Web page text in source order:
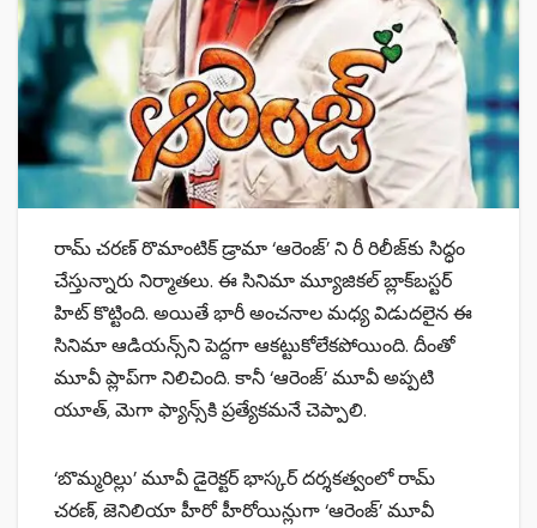
రామ్ చరణ్ రొమాంటిక్‌ డ్రామా ‘ఆరెంజ్‌’ ని రీ రిలీజ్‌కు సిద్ధం
చేస్తున్నారు నిర్మాతలు. ఈ సినిమా మ్యూజికల్‌ బ్లాక్‌బస్టర్‌
హిట్‌ కొట్టింది. అయితే భారీ అంచనాల మధ్య విడుదలైన ఈ
సినిమా ఆడియన్స్‌ని పెద్దగా ఆకట్టుకోలేకపోయింది. దీంతో
మూవీ ప్లాప్‌గా నిలిచింది. కానీ ‘ఆరెంజ్‌’ మూవీ అప్పటి
యూత్‌, మెగా ఫ్యాన్స్‌కి ప్రత్యేకమనే చెప్పాలి.
‘బొమ్మరిల్లు’ మూవీ డైరెక్టర్‌ భాస్కర్‌ దర్శకత్వంలో రామ్‌
చరణ్‌, జెనిలియా హీరో హీరోయిన్లుగా ‘ఆరెంజ్‌’ మూవీ